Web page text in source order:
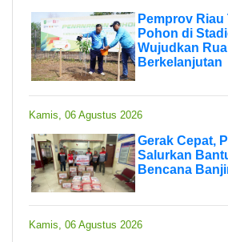
Pemprov Riau
Pohon di
Wujudkan
Berkelanjutan
Kamis, 06 Agustus 2026
Gerak Cepat,
Salurkan
Bencana
Kamis, 06 Agustus 2026